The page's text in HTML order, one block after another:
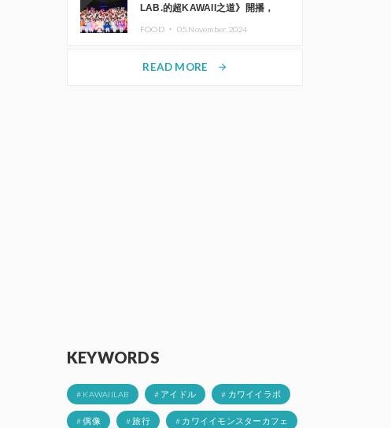
LAB.的超KAWAII之道》開播，
FOOD ・ 05.November.2024
READ MORE arrow_forward
KEYWORDS
# KAWAIILAB # アイドル # カワイイラボ
# 偶像 # 旅行 # カワイイモンスターカフェ